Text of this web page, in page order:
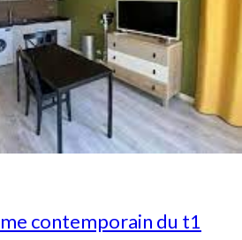
contemporain du t1